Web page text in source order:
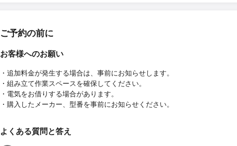
ご予約の前に
お客様へのお願い
・追加料金が発生する場合は、事前にお知らせします。
・組み立て作業スペースを確保してください。
・電気をお借りする場合があります。
・購入したメーカー、型番を事前にお知らせください。
よくある質問と答え